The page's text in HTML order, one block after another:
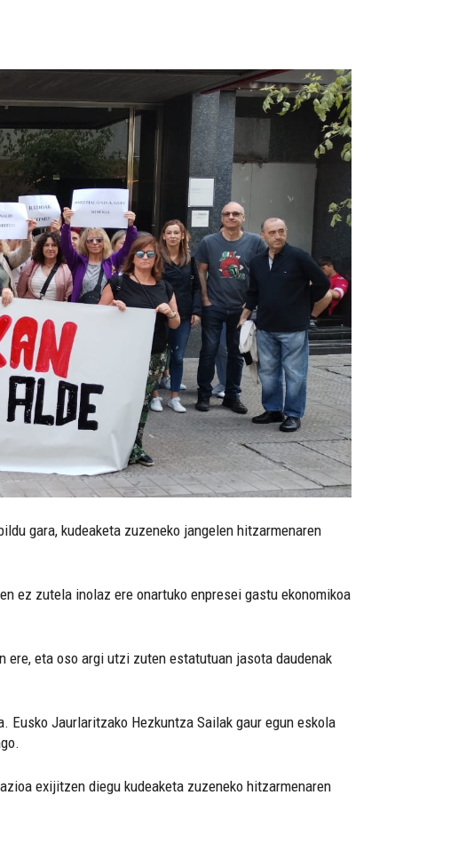
gara, kudeaketa zuzeneko jangelen hitzarmenaren
ez zutela inolaz ere onartuko enpresei gastu ekonomikoa
ere, eta oso argi utzi zuten estatutuan jasota daudenak
Eusko Jaurlaritzako Hezkuntza Sailak gaur egun eskola
exijitzen diegu kudeaketa zuzeneko hitzarmenaren